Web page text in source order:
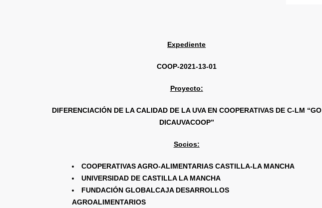
Expediente
COOP-2021-13-01
Proyecto:
DIFERENCIACIÓN DE LA CALIDAD DE LA UVA EN COOPERATIVAS DE C-LM “GO
DICAUVACOOP”
Socios:
COOPERATIVAS AGRO-ALIMENTARIAS CASTILLA-LA MANCHA
UNIVERSIDAD DE CASTILLA LA MANCHA
FUNDACIÓN GLOBALCAJA DESARROLLOS
AGROALIMENTARIOS